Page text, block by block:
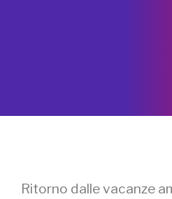
Ritorno dalle vacanze